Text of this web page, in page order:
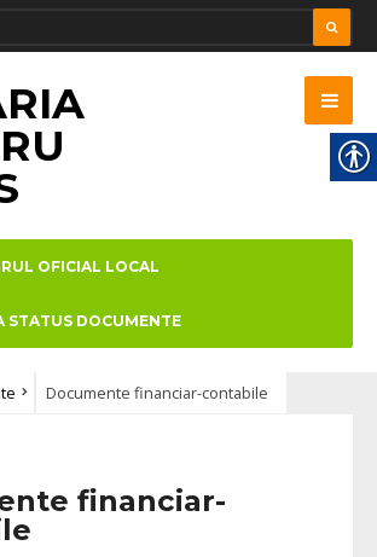
OFICIAL LOCAL
STATUS DOCUMENTE
Documente financiar-contabile
financiar-